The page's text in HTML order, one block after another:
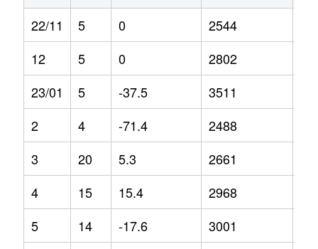
22/11
5 0 2544
12
5 0 2802
23/01
5 -37.5 3511
2
4 -71.4 2488
3
20 5.3 2661
4
15 15.4 2968
5
14 -17.6 3001